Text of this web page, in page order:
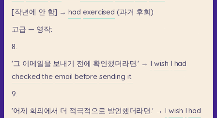
[작년에 안 함] → had exercised (과거 후회)
고급 — 영작:
8.
'그 이메일을 보내기 전에 확인했더라면.' → I wish I had
checked the email before sending it.
9.
'어제 회의에서 더 적극적으로 발언했더라면.' → I wish I had